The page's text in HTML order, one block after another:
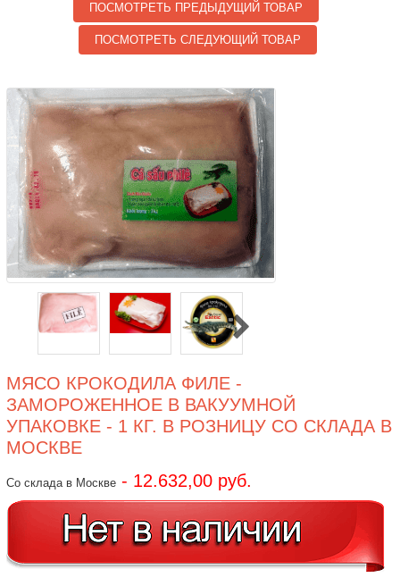
ПОСМОТРЕТЬ ПРЕДЫДУЩИЙ ТОВАР
ПОСМОТРЕТЬ СЛЕДУЮЩИЙ ТОВАР
МЯСО КРОКОДИЛА ФИЛЕ -
ЗАМОРОЖЕННОЕ В ВАКУУМНОЙ
УПАКОВКЕ - 1 КГ. В РОЗНИЦУ СО СКЛАДА В
МОСКВЕ
Со склада в Москве- 12.632,00 руб.